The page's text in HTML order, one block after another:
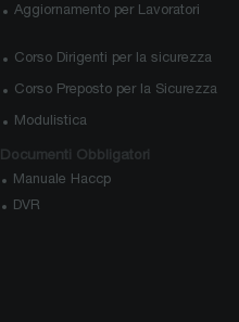
Aggiornamento per Lavoratori
Corso Dirigenti per la sicurezza
Corso Preposto per la Sicurezza
Modulistica
Documenti Obbligatori
Manuale Haccp
DVR